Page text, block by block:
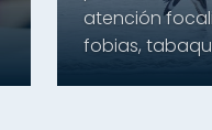
atención
fobias,